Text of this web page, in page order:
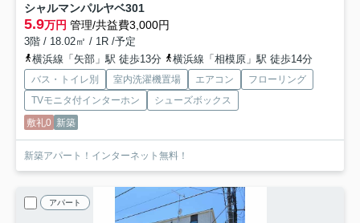
シャルマンパルヤベ301
5.9万円 管理/共益費3,000円
3階 / 18.02㎡ / 1R /予定
横浜線「矢部」駅 徒歩13分
横浜線「相模原」駅 徒歩14分
バス・トイレ別 室内洗濯機置場 エアコン
フローリング
TVモニタ付インターホン
シューズボックス
敷礼0 新築
新築アパート！インターネット無料！
アパート